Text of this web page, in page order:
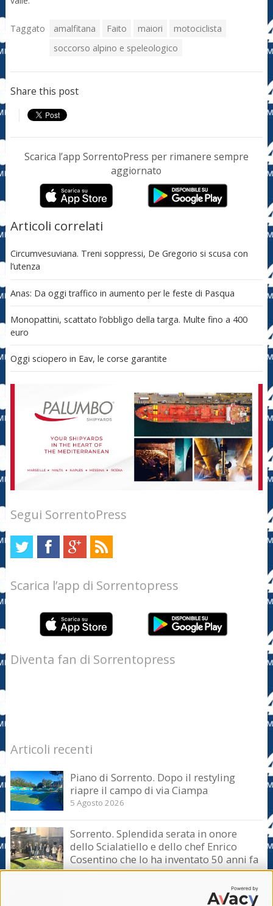
Taggato amalfitana Faito maiori
motociclista
soccorso alpino e speleologico
Share this post
Scarica l’app SorrentoPress per rimanere sempre
aggiornato
Articoli correlati
Circumvesuviana. Treni soppressi, De Gregorio si scusa con
l’utenza
Anas: Da oggi traffico in aumento per le feste di Pasqua
Monopattini, scattato l’obbligo della targa. Multe fino a 400
euro
Oggi sciopero in Eav, le corse garantite
Segui SorrentoPress
Scarica l’app di Sorrentopress
Diventa fan di Sorrentopress
Articoli recenti
Piano di Sorrento. Dopo il restyling
riapre il campo di via Ciampa
5 Agosto 2026
Sorrento. Splendida serata in onore
dello Scialatiello e dello chef Enrico
Cosentino che lo ha inventato 50 anni fa
5 Agosto 2026
Sorrento. Maurizio de Giovanni presenta